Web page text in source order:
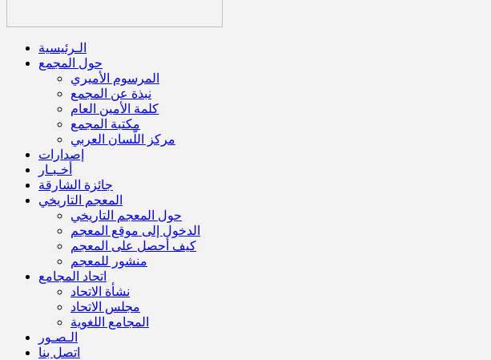
الـرئيسية
حول المجمع
المرسوم الأميري
نبذة عن المجمع
كلمة الأمين العام
مكتبة المجمع
مركز اللّسان العربي
إصدارات
أخـبـار
جائزة الشارقة
المعجم التاريخي
حول المعجم التاريخي
الدخول إلى موقع المعجم
كيف أحصل على المعجم
منشور للمعجم
اتحاد المجامع
نشأة الاتحاد
مجلس الاتحاد
المجامع اللغوية
الـصـور
اتصل بنا